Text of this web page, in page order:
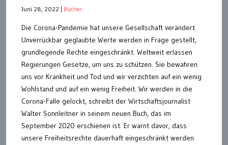
Juni 28, 2022 Bücher
Die Corona-Pandemie hat unsere Gesellschaft verändert.
Unverrückbar geglaubte Werte werden in Frage gestellt,
grundlegende Rechte eingeschränkt. Weltweit erlassen
Regierungen Gesetze, um uns zu schützen. Sie bewahren
uns vor Krankheit und Tod und wir verzichten auf ein wenig
Wohlstand und auf ein wenig Freiheit. Wir werden in die
Corona-Falle gelockt, schreibt der Wirtschaftsjournalist
Walter Sonnleitner in seinem neuen Buch, das im
September 2020 erschienen ist. Er warnt davor, dass
unsere Freiheitsrechte dauerhaft eingeschränkt werden